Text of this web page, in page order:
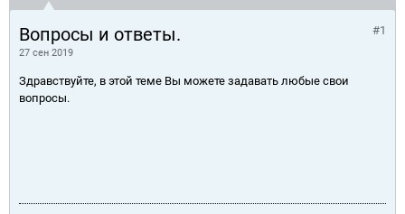
Вопросы и ответы.
27 сен 2019
#1
Здравствуйте, в этой теме Вы можете задавать любые свои
вопросы.